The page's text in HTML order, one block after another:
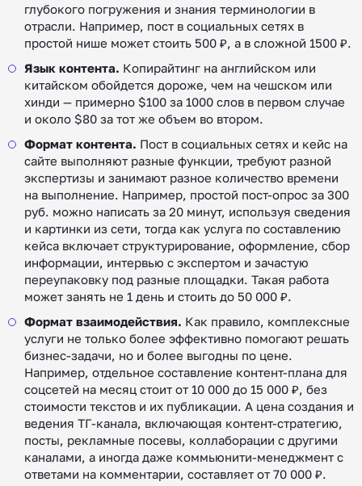
глубокого погружения и знания терминологии в
отрасли. Например, пост в социальных сетях в
простой нише может стоить 500 ₽, а в сложной 1500 ₽.
Язык контента. Копирайтинг на английском или
китайском обойдется дороже, чем на чешском или
хинди — примерно $100 за 1000 слов в первом случае
и около $80 за тот же объем во втором.
Формат контента. Пост в социальных сетях и кейс на
сайте выполняют разные функции, требуют разной
экспертизы и занимают разное количество времени
на выполнение. Например, простой пост-опрос за 300
руб. можно написать за 20 минут, используя сведения
и картинки из сети, тогда как услуга по составлению
кейса включает структурирование, оформление, сбор
информации, интервью с экспертом и зачастую
переупаковку под разные площадки. Такая работа
может занять не 1 день и стоить до 50 000 ₽.
Формат взаимодействия. Как правило, комплексные
услуги не только более эффективно помогают решать
бизнес-задачи, но и более выгодны по цене.
Например, отдельное составление контент-плана для
соцсетей на месяц стоит от 10 000 до 15 000 ₽, без
стоимости текстов и их публикации. А цена создания и
ведения ТГ-канала, включающая контент-стратегию,
посты, рекламные посевы, коллаборации с другими
каналами, а иногда даже коммьюнити-менеджмент с
ответами на комментарии, составляет от 70 000 ₽.